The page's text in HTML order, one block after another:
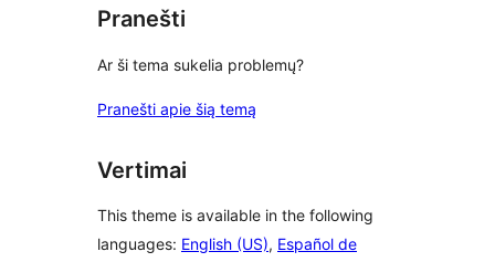
Pranešti
Ar ši tema sukelia problemų?
Pranešti apie šią temą
Vertimai
This theme is available in the following
languages: English (US), Español de